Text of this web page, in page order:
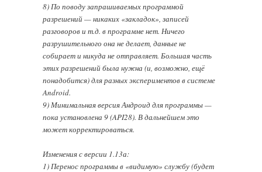
8) По поводу запрашиваемых программой
разрешений — никаких «закладок», записей
разговоров и т.д. в программе нет. Ничего
разрушительного она не делает, данные не
собирает и никуда не отправляет. Большая часть
этих разрешений была нужна (и, возможно, ещё
понадобится) для разных экспериментов в системе
Android.
9) Минимальная версия Андроид для программы —
пока установлена 9 (API28). В дальнейшем это
может корректироваться.
Изменения с версии 1.13а:
1) Перенос программы в «видимую» службу (будет